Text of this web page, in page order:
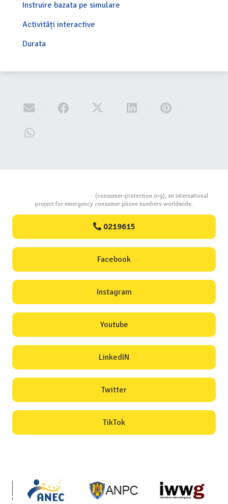
Instruire bazata pe simulare
Activități interactive
Durata
(consumer-protection.org), an international
project for emergency consumer phone numbers worldwide.
0219615
Facebook
Instagram
Youtube
LinkedIN
Twitter
TikTok